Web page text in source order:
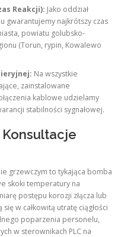
Reakcji): Jako oddział
gwarantujemy najkrótszy czas
powiatu golubsko-
(Torun, rypin, Kowalewo
Na wszystkie
zainstalowane
kablowe udzielamy
stabilności sygnałowej.
Konsultacje
grzewczym to tykająca bomba
skoki temperatury na
postępu korozji złącza lub
w całkowitą utratę ciągłości
poparzenia personelu,
w sterownikach PLC na